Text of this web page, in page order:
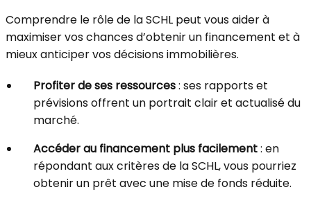
Comprendre le rôle de la SCHL peut vous aider à
maximiser vos chances d’obtenir un financement et à
mieux anticiper vos décisions immobilières.
Profiter de ses ressources: ses rapports et
prévisions offrent un portrait clair et actualisé du
marché.
Accéder au financement plus facilement: en
répondant aux critères de la SCHL, vous pourriez
obtenir un prêt avec une mise de fonds réduite.